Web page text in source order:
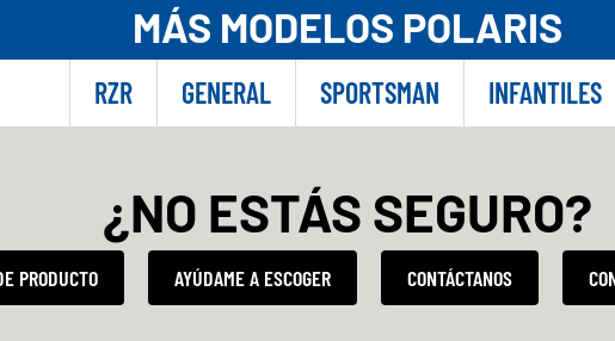
MÁS MODELOS POLARIS
RZR GENERAL SPORTSMAN INFANTILES
¿NO ESTÁS SEGURO?
PRODUCTO AYÚDAME A ESCOGER CONTÁCTANOS